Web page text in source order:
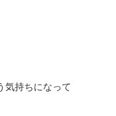
気持ちになって